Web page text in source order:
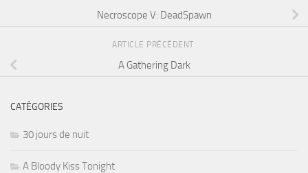
Necroscope V: DeadSpawn
ARTICLE PRÉCÉDENT
A Gathering Dark
CATÉGORIES
30 jours de nuit
A Bloody Kiss Tonight